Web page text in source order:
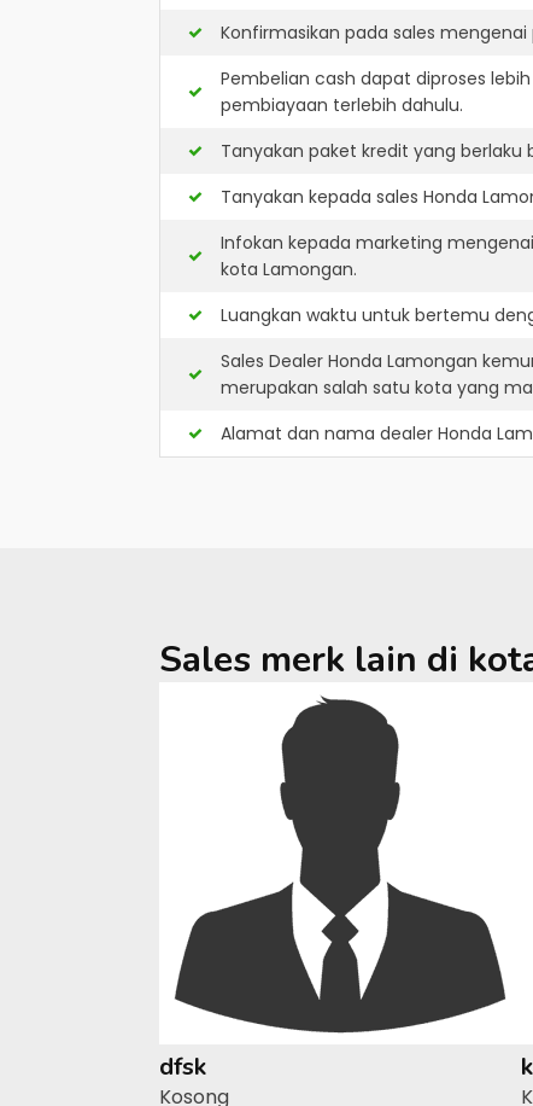
Konfirmasikan pada sales
Pembelian cash dapat diproses
pembiayaan terlebih dahulu.
Tanyakan paket kredit yang berlaku
Tanyakan kepada sales Honda
Infokan kepada marketing
kota Lamongan.
Luangkan waktu untuk bertemu
Sales Dealer Honda Lamongan
merupakan salah satu kota yang
Alamat dan nama dealer Honda
Sales merk lain di
dfsk
Kosong